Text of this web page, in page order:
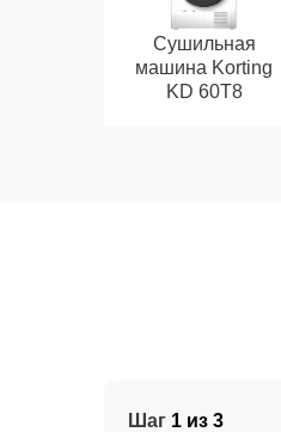
Сушильная
машина Korting
KD 60T8
Шаг 1 из 3